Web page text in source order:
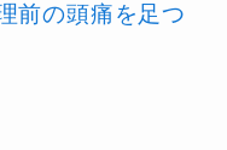
前の頭痛を足つ